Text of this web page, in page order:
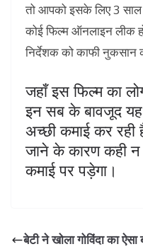
तो आपको इसके लिए 3
कोई फिल्म ऑनलाइन लीक
निर्देशक को काफी नुकसान
जहाँ इस फिल्म का
इन सब के बावजूद
अच्छी कमाई कर
जाने के कारण कही
कमाई पर पड़ेगा।
बेटी ने खोला गोविंदा का